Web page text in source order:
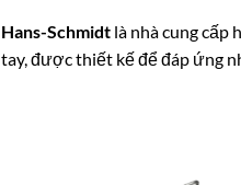
Hans-Schmidt là nhà cung cấp
tay, được thiết kế để đáp ứng